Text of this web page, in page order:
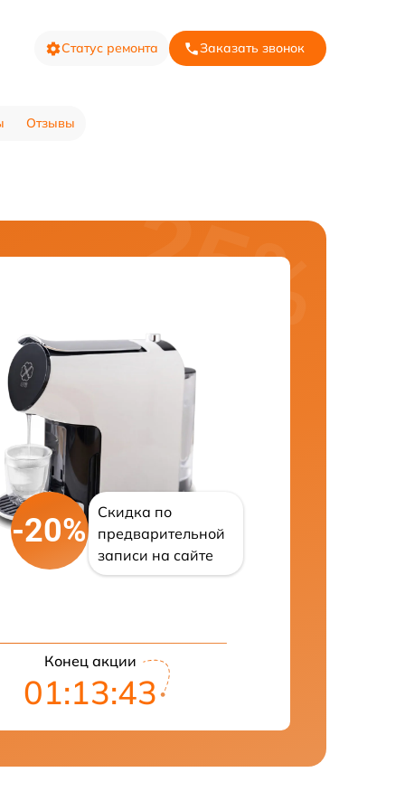
Статус ремонта Заказать звонок
Отзывы
-20%
Скидка по
предварительной
записи на сайте
Конец акции
01:13:42